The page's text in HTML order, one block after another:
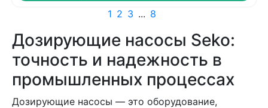
1 2 3 ... 8
Дозирующие насосы Seko:
точность и надежность в
промышленных процессах
Дозирующие насосы — это оборудование,